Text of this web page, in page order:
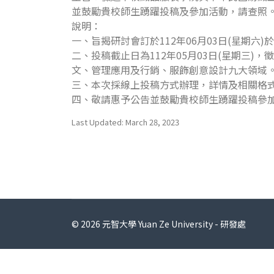
並鼓勵貴校師生踴躍投稿及參加活動，請查照
說明：
一、旨揭研討會訂於112年06月03日(星期六)
二、投稿截止日為112年05月03日(星期三)，
文、管理應用及行銷、服飾創意設計九大領域
三、本次採線上投稿方式辦理，詳情及相關格
四、敬請惠予公告並鼓勵貴校師生踴躍投稿參
Last Updated: March 28, 2023
© 2026 元智大學 Yuan Ze University - 研發處